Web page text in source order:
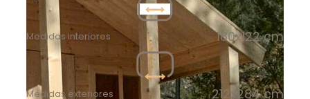
Medidas interiores 180x122 cm
Medidas exteriores 212x284 cm